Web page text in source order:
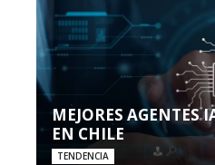
MEJORES AGENTES
EN CHILE
TENDENCIA